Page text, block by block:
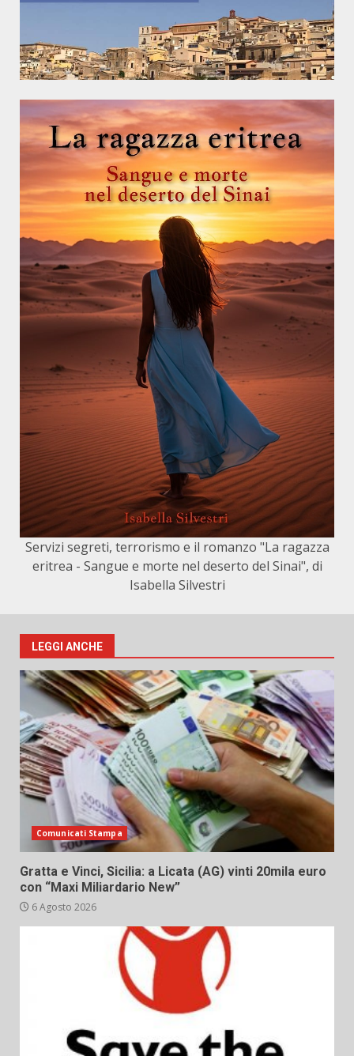
Servizi segreti, terrorismo e il romanzo "La ragazza
eritrea - Sangue e morte nel deserto del Sinai", di
Isabella Silvestri
LEGGI ANCHE
Comunicati Stampa
Gratta e Vinci, Sicilia: a Licata (AG) vinti 20mila euro
con “Maxi Miliardario New”
6 Agosto 2026